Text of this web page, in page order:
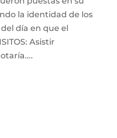
la identidad de los
día en que el
Asistir